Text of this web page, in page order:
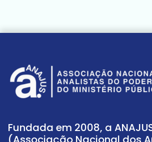
Fundada em 2008, a